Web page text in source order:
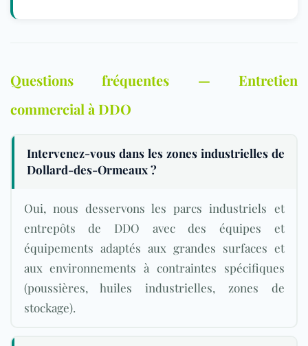
Questions fréquentes — Entretien
commercial à DDO
Intervenez-vous dans les zones industrielles de
Dollard-des-Ormeaux ?
Oui, nous desservons les parcs industriels et
entrepôts de DDO avec des équipes et
équipements adaptés aux grandes surfaces et
aux environnements à contraintes spécifiques
(poussières, huiles industrielles, zones de
stockage).